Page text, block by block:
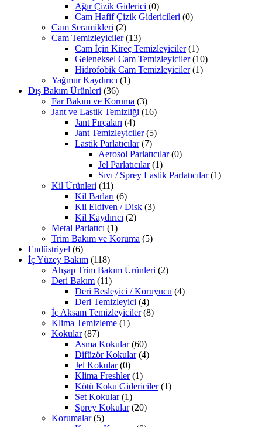
Ağır Çizik Giderici (0)
Cam Hafif Çizik Gidericileri (0)
Cam Seramikleri (2)
Cam Temizleyiciler (13)
Cam İçin Kireç Temizleyiciler (1)
Geleneksel Cam Temizleyiciler (10)
Hidrofobik Cam Temizleyiciler (1)
Yağmur Kaydırıcı (1)
Dış Bakım Ürünleri (36)
Far Bakım ve Koruma (3)
Jant ve Lastik Temizliği (16)
Jant Fırçaları (4)
Jant Temizleyiciler (5)
Lastik Parlatıcılar (7)
Aerosol Parlatıcılar (0)
Jel Parlatıcılar (1)
Sıvı / Sprey Lastik Parlatıcılar (1)
Kil Ürünleri (11)
Kil Barları (6)
Kil Eldiven / Disk (3)
Kil Kaydırıcı (2)
Metal Parlatıcı (1)
Trim Bakım ve Koruma (5)
Endüstriyel (6)
İç Yüzey Bakım (118)
Ahşap Trim Bakım Ürünleri (2)
Deri Bakım (11)
Deri Besleyici / Koruyucu (4)
Deri Temizleyici (4)
İç Aksam Temizleyiciler (8)
Klima Temizleme (1)
Kokular (87)
Asma Kokular (60)
Difüzör Kokular (4)
Jel Kokular (0)
Klima Freshler (1)
Kötü Koku Gidericiler (1)
Set Kokular (1)
Sprey Kokular (20)
Korumalar (5)